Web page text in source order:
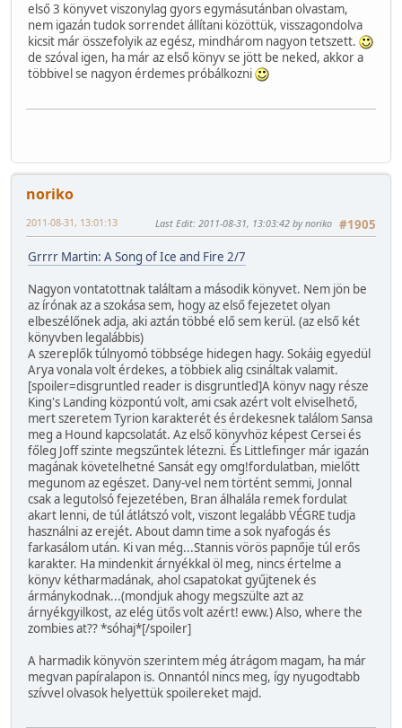
első 3 könyvet viszonylag gyors egymásutánban olvastam,
nem igazán tudok sorrendet állítani közöttük, visszagondolva
kicsit már összefolyik az egész, mindhárom nagyon tetszett.
de szóval igen, ha már az első könyv se jött be neked, akkor a
többivel se nagyon érdemes próbálkozni
noriko
#1905
2011-08-31, 13:01:13 Last Edit: 2011-08-31, 13:03:42 by noriko
Grrrr Martin: A Song of Ice and Fire 2/7
Nagyon vontatottnak találtam a második könyvet. Nem jön be
az írónak az a szokása sem, hogy az első fejezetet olyan
elbeszélőnek adja, aki aztán többé elő sem kerül. (az első két
könyvben legalábbis)
A szereplők túlnyomó többsége hidegen hagy. Sokáig egyedül
Arya vonala volt érdekes, a többiek alig csináltak valamit.
[spoiler=disgruntled reader is disgruntled]A könyv nagy része
King's Landing központú volt, ami csak azért volt elviselhető,
mert szeretem Tyrion karakterét és érdekesnek találom Sansa
meg a Hound kapcsolatát. Az első könyvhöz képest Cersei és
főleg Joff szinte megszűntek létezni. És Littlefinger már igazán
magának követelhetné Sansát egy omg!fordulatban, mielőtt
megunom az egészet. Dany-vel nem történt semmi, Jonnal
csak a legutolsó fejezetében, Bran álhalála remek fordulat
akart lenni, de túl átlátszó volt, viszont legalább VÉGRE tudja
használni az erejét. About damn time a sok nyafogás és
farkasálom után. Ki van még...Stannis vörös papnője túl erős
karakter. Ha mindenkit árnyékkal öl meg, nincs értelme a
könyv kétharmadának, ahol csapatokat gyűjtenek és
ármánykodnak...(mondjuk ahogy megszülte azt az
árnyékgyilkost, az elég ütős volt azért! eww.) Also, where the
zombies at?? *sóhaj*[/spoiler]
A harmadik könyvön szerintem még átrágom magam, ha már
megvan papíralapon is. Onnantól nincs meg, így nyugodtabb
szívvel olvasok helyettük spoilereket majd.